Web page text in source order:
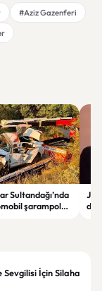
#Aziz Gazenferi
Sultandağı’nda
şarampole
İçin Silaha